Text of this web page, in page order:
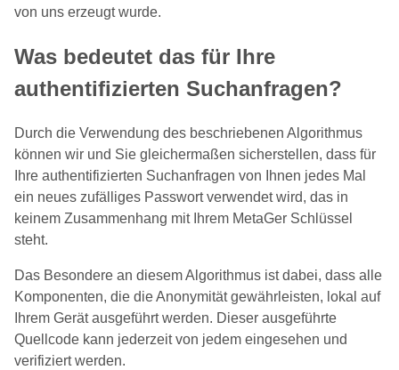
von uns erzeugt wurde.
Was bedeutet das für Ihre
authentifizierten Suchanfragen?
Durch die Verwendung des beschriebenen Algorithmus
können wir und Sie gleichermaßen sicherstellen, dass für
Ihre authentifizierten Suchanfragen von Ihnen jedes Mal
ein neues zufälliges Passwort verwendet wird, das in
keinem Zusammenhang mit Ihrem MetaGer Schlüssel
steht.
Das Besondere an diesem Algorithmus ist dabei, dass alle
Komponenten, die die Anonymität gewährleisten, lokal auf
Ihrem Gerät ausgeführt werden. Dieser ausgeführte
Quellcode kann jederzeit von jedem eingesehen und
verifiziert werden.